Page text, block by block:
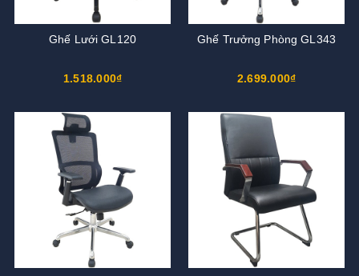
Ghế Lưới GL120
1.518.000₫
Ghế Trưởng Phòng GL343
2.699.000₫